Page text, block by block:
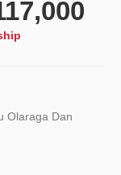
Olaraga Dan